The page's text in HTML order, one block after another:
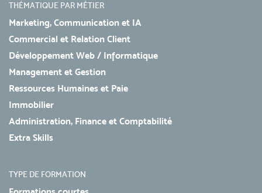
THÉMATIQUE PAR MÉTIER
Marketing, Communication et IA
Commercial et Relation Client
Développement Web / Informatique
Management et Gestion
Ressources Humaines et Paie
Immobilier
Administration, Finance et Comptabilité
Extra Skills
TYPE DE FORMATION